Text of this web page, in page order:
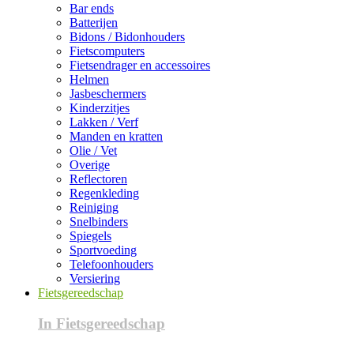
Bar ends
Batterijen
Bidons / Bidonhouders
Fietscomputers
Fietsendrager en accessoires
Helmen
Jasbeschermers
Kinderzitjes
Lakken / Verf
Manden en kratten
Olie / Vet
Overige
Reflectoren
Regenkleding
Reiniging
Snelbinders
Spiegels
Sportvoeding
Telefoonhouders
Versiering
Fietsgereedschap
In Fietsgereedschap